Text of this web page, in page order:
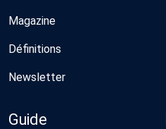
Magazine
Définitions
Newsletter
Guide